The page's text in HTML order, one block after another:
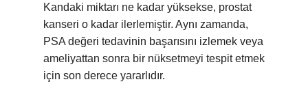
Kandaki miktarı ne kadar yüksekse, prostat
kanseri o kadar ilerlemiştir. Aynı zamanda,
PSA değeri tedavinin başarısını izlemek veya
ameliyattan sonra bir nüksetmeyi tespit etmek
için son derece yararlıdır.